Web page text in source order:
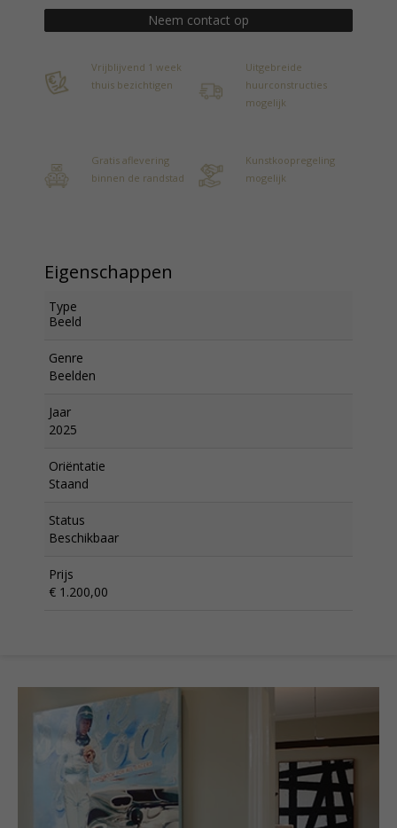
Neem contact op
Vrijblijvend 1 week
thuis bezichtigen
Uitgebreide
huurconstructies
mogelijk
Gratis aflevering
binnen de randstad
Kunstkoopregeling
mogelijk
Eigenschappen
Type
Beeld
Genre
Beelden
Jaar
2025
Oriëntatie
Staand
Status
Beschikbaar
Prijs
€ 1.200,00